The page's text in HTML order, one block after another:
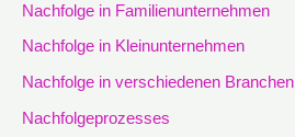
Nachfolge in Familienunternehmen
Nachfolge in Kleinunternehmen
Nachfolge in verschiedenen Branchen
Nachfolgeprozesses